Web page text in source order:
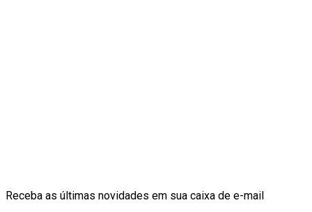
Receba as últimas novidades em sua caixa de e-mail